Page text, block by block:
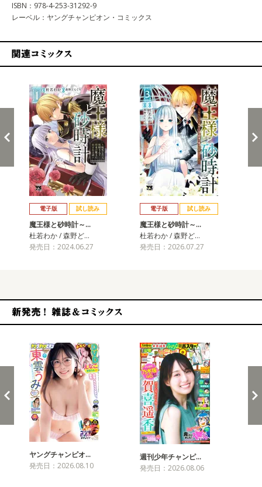
ISBN：978-4-253-31292-9
レーベル：ヤングチャンピオン・コミックス
電子版 試し読み
魔王様と砂時計～…
杜若わか / 森野ど…
発売日：2024.06.27
電子版 試し読み
魔王様と砂時計～…
杜若わか / 森野ど…
発売日：2026.07.27
ヤングチャンピオ…
発売日：2026.08.10
週刊少年チャンピ…
発売日：2026.08.06